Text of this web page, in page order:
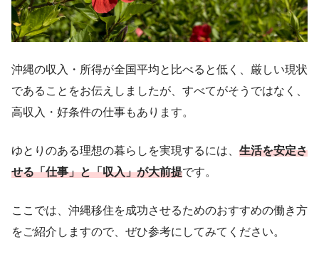
沖縄の収入・所得が全国平均と比べると低く、厳しい現状
であることをお伝えしましたが、すべてがそうではなく、
高収入・好条件の仕事もあります。
ゆとりのある理想の暮らしを実現するには、 生活を安定さ
せる「仕事」と「収入」が大前提です。
ここでは、沖縄移住を成功させるためのおすすめの働き方
をご紹介しますので、ぜひ参考にしてみてください。